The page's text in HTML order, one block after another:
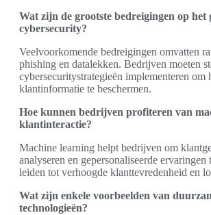
Wat zijn de grootste bedreigingen op het
cybersecurity?
Veelvoorkomende bedreigingen omvatten
phishing en datalekken. Bedrijven moeten
cybersecuritystrategieën implementeren om
klantinformatie te beschermen.
Hoe kunnen bedrijven profiteren van
klantinteractie?
Machine learning helpt bedrijven om
analyseren en gepersonaliseerde
leiden tot verhoogde klanttevredenheid en
Wat zijn enkele voorbeelden van
technologieën?